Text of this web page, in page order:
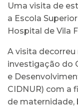
Uma visita de
a Escola
Hospital de Vila
A visita
investigação do
e
CIDNUR) com a
de maternidade,